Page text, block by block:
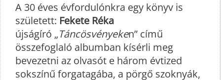
A 30 éves évfordulónkra egy könyv is
született: Fekete Réka
újságíró „Táncösvényeken” című
összefoglaló albumban kísérli meg
bevezetni az olvasót e három évtized
sokszínű forgatagába, a pörgő szoknyák,